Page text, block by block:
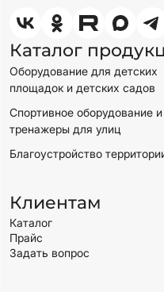
Каталог
Оборудование для детских
площадок и детских садов
Спортивное оборудование и
тренажеры для улиц
Благоустройство
Клиентам
Каталог
Прайс
Задать вопрос